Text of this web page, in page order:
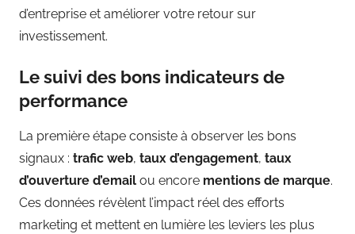
d’entreprise et améliorer votre retour sur
investissement.
Le suivi des bons indicateurs de
performance
La première étape consiste à observer les bons
signaux : trafic web, taux d’engagement, taux
d’ouverture d’email ou encore mentions de marque.
Ces données révèlent l’impact réel des efforts
marketing et mettent en lumière les leviers les plus